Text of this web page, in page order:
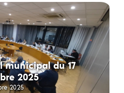
municipal du 17
2025
2025